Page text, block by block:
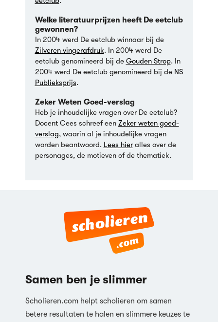
Welke literatuurprijzen heeft De eetclub
gewonnen?
In 2004 werd De eetclub winnaar bij de
Zilveren vingerafdruk. In 2004 werd De
eetclub genomineerd bij de Gouden Strop. In
2004 werd De eetclub genomineerd bij de NS
Publieksprijs.
Zeker Weten Goed-verslag
Heb je inhoudelijke vragen over De eetclub?
Docent Cees schreef een Zeker weten goed-
verslag, waarin al je inhoudelijke vragen
worden beantwoord. Lees hieralles over de
personages, de motieven of de thematiek.
Samen ben je slimmer
Scholieren.com helpt scholieren om samen
betere resultaten te halen en slimmere keuzes te